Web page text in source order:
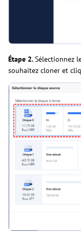
Étape 2.Sélectionnez
souhaitez cloner et